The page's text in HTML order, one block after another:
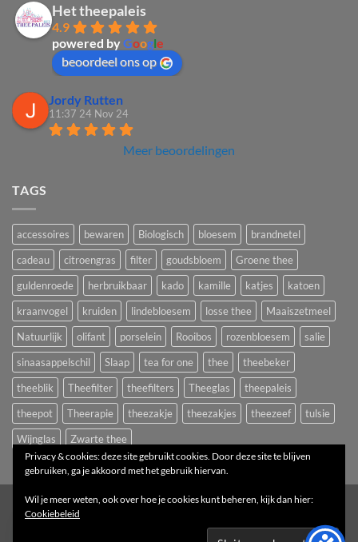
Het theepaleis
4.9
powered byGoogle
beoordeel ons op
Jordy Rutten
11:37 24 Nov 24
Meer beoordelingen
TAGS
accessoires bewaren Biologisch bloesem
brandnetel
cadeau
citroengras filter goudsbloem
Groene thee
guldenroede
herbruikbaar kado kamille katjes
katoen
kraanvogel
kruiden lindebloesem losse thee
Maaiszetmeel
Natuurlijk
olifant porselein Rooibos rozenbloesem
salie
sinaasappelschil
Slaap tea for one thee
theebeker
theeblik
Theefilter theefilters Theeglas
theepaleis
theepot
Theerapie theezakje theezakjes theezeef
tulsie
Wijnglas
Zwarte thee
Het Theepaleis
1
Privacy & cookies: deze site gebruikt cookies. Door deze site te blijven
gebruiken, ga je akkoord met het gebruik hiervan.
Wil je meer weten, ook over hoe je cookies kunt beheren, kijk dan hier:
Cookiebeleid